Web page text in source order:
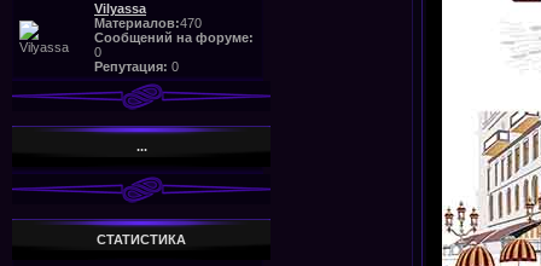
Vilyassa
Материалов:470
Сообщений на форуме:
0
Репутация: 0
...
СТАТИСТИКА